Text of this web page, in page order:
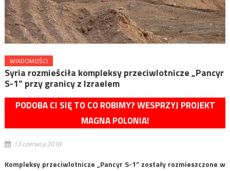
WIADOMOŚCI
Syria rozmieściła kompleksy przeciwlotnicze „Pancyr
S-1” przy granicy z Izraelem
PODOBA CI SIĘ TO CO ROBIMY? WESPRZYJ PROJEKT
MAGNA POLONIA!
13 czerwca 2018
Kompleksy przeciwlotnicze „Pancyr S-1” zostały rozmieszczone w